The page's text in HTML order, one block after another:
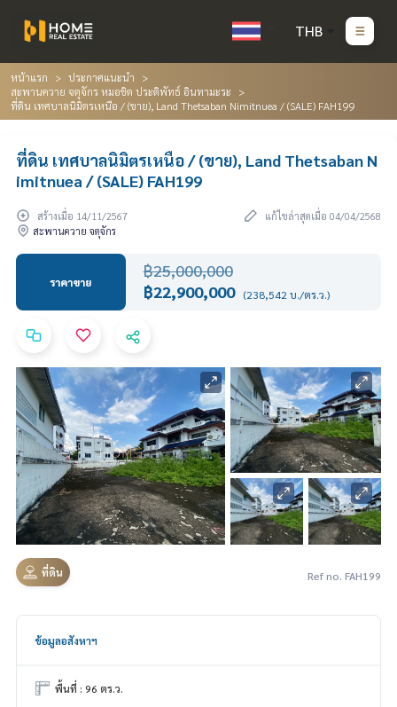
THB
หน้าแรก
ประกาศแนะนำ
สะพานควาย จตุจักร หมอชิต ประดิพัทธ์ อินทามะระ
ที่ดิน เทศบาลนิมิตรเหนือ / (ขาย), Land Thetsaban Nimitnuea / (SALE) FAH199
ที่ดิน เทศบาลนิมิตรเหนือ / (ขาย), Land Thetsaban N
imitnuea / (SALE) FAH199
สร้างเมื่อ 14/11/2567
แก้ไขล่าสุดเมื่อ 04/04/2568
สะพานควาย จตุจักร
ราคาขาย
฿25,000,000
฿22,900,000 (238,542 บ./ตร.ว.)
ที่ดิน Ref no. FAH199
ข้อมูลอสังหาฯ
พื้นที่ : 96 ตร.ว.